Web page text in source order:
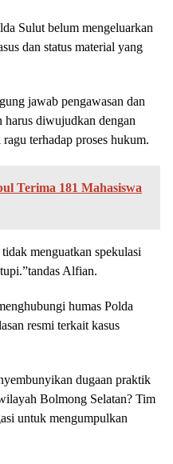
Sulut belum mengeluarkan
dan status material yang
jawab pengawasan dan
harus diwujudkan dengan
terhadap proses hukum.
Terima 181 Mahasiswa
menguatkan spekulasi
Alfian.
humas Polda
resmi terkait kasus
dugaan praktik
Bolmong Selatan? Tim
untuk mengumpulkan